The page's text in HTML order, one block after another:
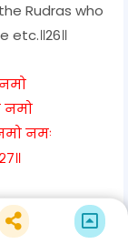
Rudras who
etc.॥26॥
नमो
नमः
रथ निर्माता रूप
रुद्रों के लिये